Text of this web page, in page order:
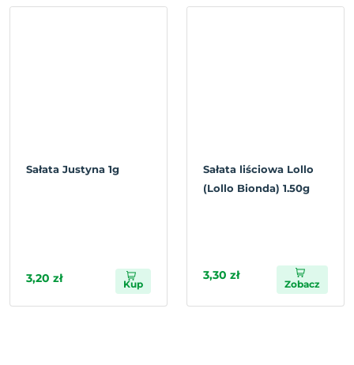
Sałata Justyna 1g
3,20 zł Kup
Sałata liściowa Lollo
(Lollo Bionda) 1.50g
3,30 zł
Zobacz